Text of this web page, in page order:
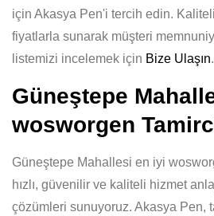
için Akasya Pen'i tercih edin.
fiyatlarla sunarak müşteri
listemizi incelemek için Bize Ulaşın.
Güneştepe
wosworgen
Güneştepe Mahallesi en iyi
hızlı, güvenilir ve kaliteli hizmet
çözümleri sunuyoruz. Akasya Pen,